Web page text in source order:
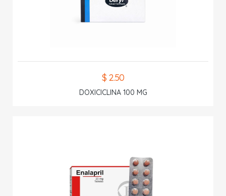
$ 2.50
DOXICICLINA 100 MG